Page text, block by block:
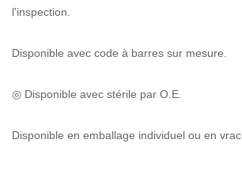
l'inspection.
Disponible avec code à barres sur mesure.
◎ Disponible avec stérile par O.E.
Disponible en emballage individuel ou en vrac